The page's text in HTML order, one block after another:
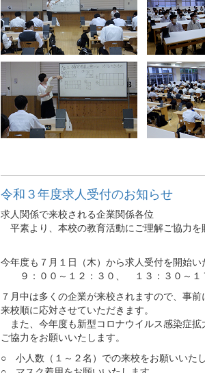
令和３年度求人受付のお知らせ
求人関係で来校される企業関係各位
平素より、本校の教育活動にご理解ご協力を
今年度も７月１日（木）から求人受付を開始い
９：００～１２：３０、 １３：３０～１
７月中は多くの企業が来校されますので、事
来校順に応対させていただきます。
また、今年度も新型コロナウイルス感染症
ご協力をお願いいたします。
○ 小人数（１～２名）での来校をお願いいたし